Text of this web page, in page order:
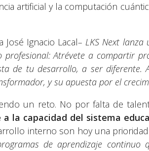
artificial y la computación
José Ignacio Lacal– LKS Next
Atrévete a compartir
de tu desarrollo, a ser diferente.
y su apuesta por el
un reto. No por falta de
la capacidad del sistema
interno son hoy una prioridad
de aprendizaje continuo